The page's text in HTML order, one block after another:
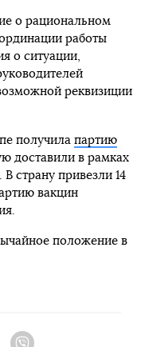
о рациональном
работы
о ситуации,
реквизиции
получила партию
доставили в рамках
страну привезли 14
вакцин
положение в